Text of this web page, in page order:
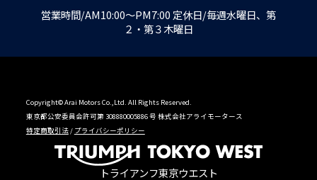
営業時間/AM10:00～PM7:00 定休日/毎週水曜日、第
２・第３木曜日
Copyright© Arai Motors Co.,Ltd. All Rights Reserved.
東京都公安委員会許可第 308880005886 号 株式会社アライモータース
特定商取引法/ プライバシーポリシー
トライアンフ東京ウエスト